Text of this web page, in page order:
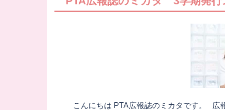
こんにちは PTA広報誌のミカタです。 広